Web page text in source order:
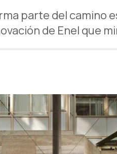
parte del
de Enel que